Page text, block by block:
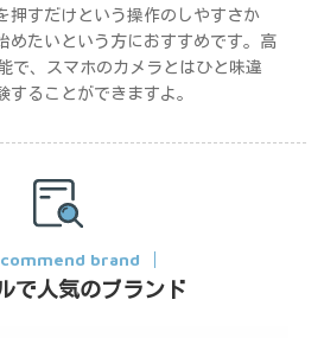
押すだけという操作のしやすさか
めたいという方におすすめです。高
で、スマホのカメラとはひと味違
ることができますよ。
brand
で人気のブランド